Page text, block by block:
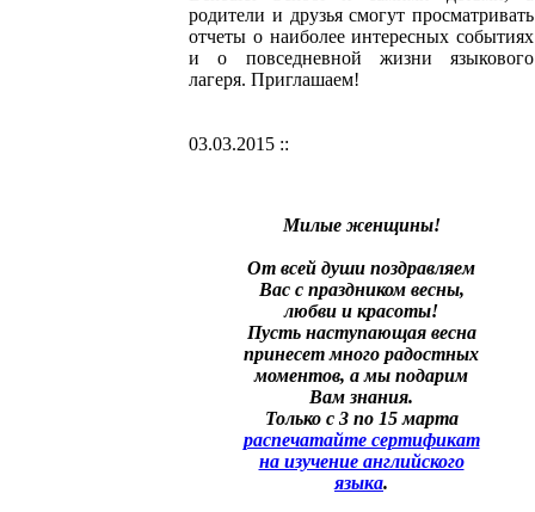
родители и друзья смогут просматривать
отчеты о наиболее интересных событиях
и о повседневной жизни языкового
лагеря. Приглашаем!
03.03.2015 ::
Милые женщины!
От всей души поздравляем
Вас с праздником весны,
любви и красоты!
Пусть наступающая весна
принесет много радостных
моментов, а мы подарим
Вам знания.
Только с 3 по 15 марта
распечатайте сертификат
на изучение английского
языка.